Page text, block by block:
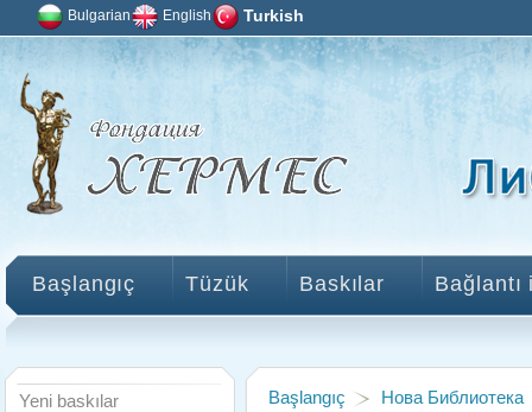
Bulgarian English Turkish
Başlangıç Tüzük Baskılar Bağlantı
Başlangıç Нова Библиотека
Yeni baskılar